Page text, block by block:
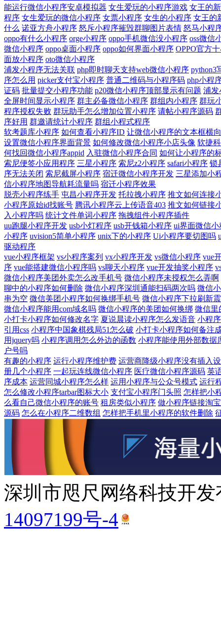
能运行微信小程序安卓模拟器 女生爱玩的小程序游戏 女王的
程序 女生爱玩的微信小程序 女票小程序 女生的小程序 女王的
什么 诺亚方舟小程序 怒斥小程序摧毁群聊图片表情 怒马小程
oppo有什么小程序 orge小程序 oppo手机微信没小程序 oss微信
微信小程序 oppo桌面小程序 oppo如何界面小程序 OPPO官方
面放小程序 oto微信小程序
浦发小程序无法关联 php即时聊天支持web微信小程序 python3
序怎么用 picker支付宝小程序 普通二维码与小程序码 php小程
证码 批量提交小程序功能 p20微信小程序顶部显示有问题 浦发
全屏时间显示小程序 群主必备微信小程序 群组内小程序 群玩
程序授权失败 群玩助手怎么增加位置小程序 请帖小程序源码
序好用 群邀请统计小程序 群组小程式程序
软考题库小程序 如何查看小程序ID 让微信小程序的文本框横
设置微信小程序界面背景 如何修改微信小程序小店头像 软捷
何找回微信小程序appid 入驻微信小程序合同 如何让小程序的
索尼便签小应用程序 三星小程序 索尼z2小程序 safari小程序 锁
序无法关闭 索尼截屏小程序 宿迁微信小程序开发 三星添加小
信小程序地图导航耗流量吗 宿迁小程序效果
脱壳小程序练手 屯昌小程序开发 托拉拽小程序 推文如何连接
小程序原始id找账号 腾讯小程序云上传语音403 推文如何链接
入小程序吗 统计文件单词小程序 拖拽组件小程序插件
uu跑腿小程序开发 usb小灯程序 usb开钱箱小程序 ui界面微信小
小程序 uvision5简单小程序 unix下的小程序 Ui小程序要切图吗
驱动程序
vue小程序框架 vs小程序案列 vx小程序开发 vs微信小程序 vue
序 vue能搭建微信小程序吗 vs聊天小程序 vue开发抽奖小程序
微信小程序美团外卖怎么改手机号 微信小程序未授权怎么弄啊
聊中的小程序如何删除 微信小程序深圳通能扫码两次吗 微信
串为空 微信美团小程序如何换绑手机号 微信小程序下拉刷新
微信小程序能用com域名吗 微信小程序的美团如何换绑 微信里
小打卡小程序如何修改名字 夏说晨读小程序怎么发语音 小程
引用css 小程序中国象棋残局51怎么破 小打卡小程序如何备注
用jquery吗 小程序调用怎么外边的函数 小程序能使用外部数据
户号吗
有趣的小程序 运行小程序维护费 运营商降级小程序没有插入
册几个小程序 一起玩连线微信小程序 医疗微信小程序源码 英
序成本 运营同城小程序怎么样 运用小程序与公众号模式 运行
怎么修改小程序tarbar图标大小 支付宝小程序门头照 怎样把小
么看自己微信小程序的账号 租房类似小程序 做小程序链接淘宝
源码 怎么在小程序二维数组 怎样把手机里小程序的软件删除
深圳市咫尺网络科技开
14097199号-4